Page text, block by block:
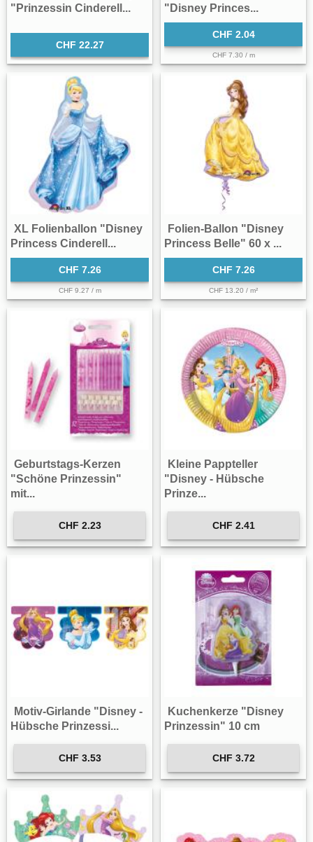
"Prinzessin Cinderell...
CHF 22.27
"Disney Princes...
CHF 2.04
CHF 7.30 / m
XL Folienballon "Disney
Princess Cinderell...
CHF 7.26
CHF 9.27 / m
Folien-Ballon "Disney
Princess Belle" 60 x ...
CHF 7.26
CHF 13.20 / m²
Geburtstags-Kerzen
"Schöne Prinzessin"
mit...
CHF 2.23
Kleine Pappteller
"Disney - Hübsche
Prinze...
CHF 2.41
Motiv-Girlande "Disney -
Hübsche Prinzessi...
CHF 3.53
Kuchenkerze "Disney
Prinzessin" 10 cm
CHF 3.72